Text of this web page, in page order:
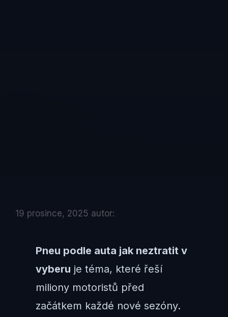
19 prosince, 2025 autor:
Pneu podle auta jak neztratit v
vyberu je téma, které řeší
miliony motoristů před
začátkem každé nové sezóny.